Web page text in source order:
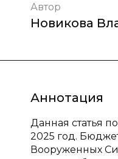
Автор
Новикова
Аннотация
Данная статья
2025 год.
Вооруженных